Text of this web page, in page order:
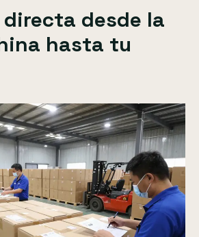
desde la
hasta tu